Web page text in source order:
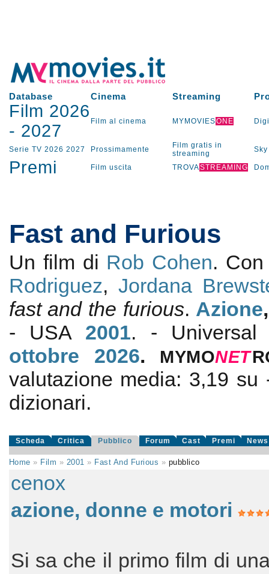
Database Cinema Streaming
Film 2026
- 2027 Film al cinema MYMOVIESONE
Serie TV 2026 2027 Prossimamente
Film gratis in
streaming
Sky
Premi Film uscita TROVASTREAMING
Fast and Furious
Un film di Rob Cohen.
Rodriguez, Jordana
fast and the furious. Azione
- USA 2001. - Universal
ottobre 2026. MYMONET
valutazione media: 3,19 su
dizionari.
Scheda Critica Pubblico Forum Cast Premi News
Home » Film » 2001 » Fast And Furious » pubblico
cenox
azione, donne e motori
Si sa che il primo film di